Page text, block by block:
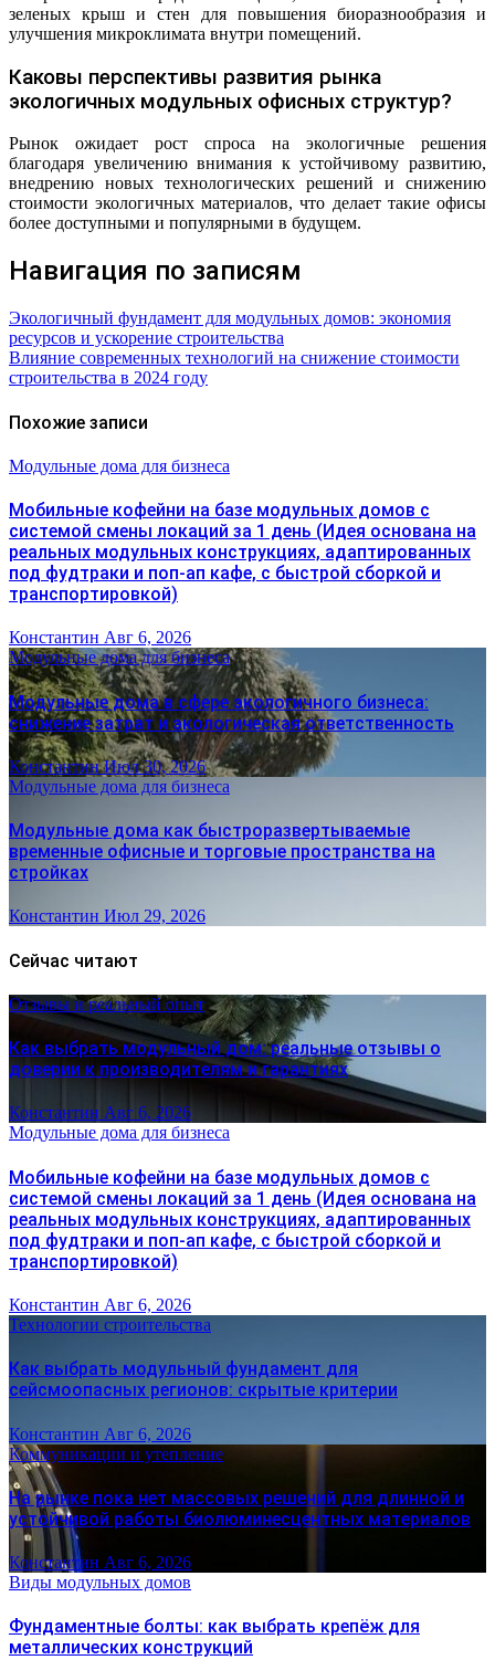
зеленых крыш и стен для повышения биоразнообразия и
улучшения микроклимата внутри помещений.
Каковы перспективы развития рынка
экологичных модульных офисных структур?
Рынок ожидает рост спроса на экологичные решения
благодаря увеличению внимания к устойчивому развитию,
внедрению новых технологических решений и снижению
стоимости экологичных материалов, что делает такие офисы
более доступными и популярными в будущем.
Навигация по записям
Экологичный фундамент для модульных домов: экономия
ресурсов и ускорение строительства
Влияние современных технологий на снижение стоимости
строительства в 2024 году
Похожие записи
Модульные дома для бизнеса
Мобильные кофейни на базе модульных домов с
системой смены локаций за 1 день (Идея основана на
реальных модульных конструкциях, адаптированных
под фудтраки и поп-ап кафе, с быстрой сборкой и
транспортировкой)
Константин Авг 6, 2026
Модульные дома для бизнеса
Модульные дома в сфере экологичного бизнеса:
снижение затрат и экологическая ответственность
КонстантинИюл 30, 2026
Модульные дома для бизнеса
Модульные дома как быстроразвертываемые
временные офисные и торговые пространства на
стройках
Константин Июл 29, 2026
Сейчас читают
Отзывы и реальный опыт
Как выбрать модульный дом: реальные отзывы о
доверии к производителям и гарантиях
Константин Авг 6, 2026
Модульные дома для бизнеса
Мобильные кофейни на базе модульных домов с
системой смены локаций за 1 день (Идея основана на
реальных модульных конструкциях, адаптированных
под фудтраки и поп-ап кафе, с быстрой сборкой и
транспортировкой)
Константин Авг 6, 2026
Технологии строительства
Как выбрать модульный фундамент для
сейсмоопасных регионов: скрытые критерии
Константин Авг 6, 2026
Коммуникации и утепление
На рынке пока нет массовых решений для длинной и
устойчивой работы биолюминесцентных материалов
Константин Авг 6, 2026
Виды модульных домов
Фундаментные болты: как выбрать крепёж для
металлических конструкций